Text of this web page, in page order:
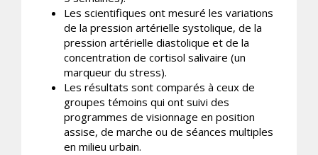
Les scientifiques ont mesuré les variations
de la pression artérielle systolique, de la
pression artérielle diastolique et de la
concentration de cortisol salivaire (un
marqueur du stress).
Les résultats sont comparés à ceux de
groupes témoins qui ont suivi des
programmes de visionnage en position
assise, de marche ou de séances multiples
en milieu urbain.